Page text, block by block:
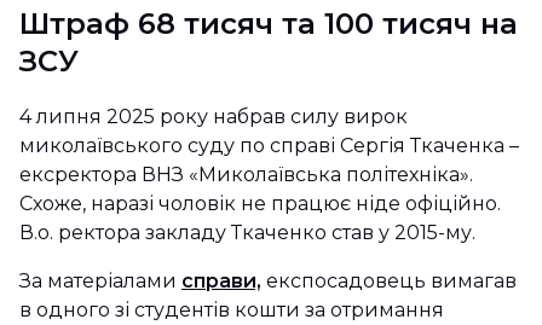
Штраф 68 тисяч та 100 тисяч на
ЗСУ
4 липня 2025 року набрав силу вирок
миколаївського суду по справі Сергія Ткаченка –
ексректора ВНЗ «Миколаївська політехніка».
Схоже, наразі чоловік не працює ніде офіційно.
В.о. ректора закладу Ткаченко став у 2015-му.
За матеріалами справи, експосадовець вимагав
в одного зі студентів кошти за отримання